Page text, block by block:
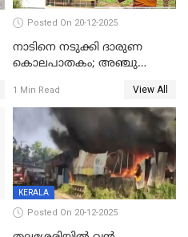
Posted On 20-12-2025
നാടിനെ നടുക്കി ദാരുണ
കൊലപാതകം; അഞ്ചു
കഴുത്തുഞെരിച്ച് കൊന്നു
1 Min Read View All
KERALA
Posted On 20-12-2025